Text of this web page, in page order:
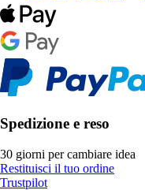
Spedizione e reso
30 giorni per cambiare idea
Restituisci il tuo ordine
Trustpilot